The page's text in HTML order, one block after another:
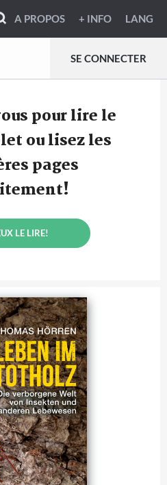
A PROPOS + INFO LANG
SE CONNECTER
pour lire le
ou lisez les
pages
LE LIRE!